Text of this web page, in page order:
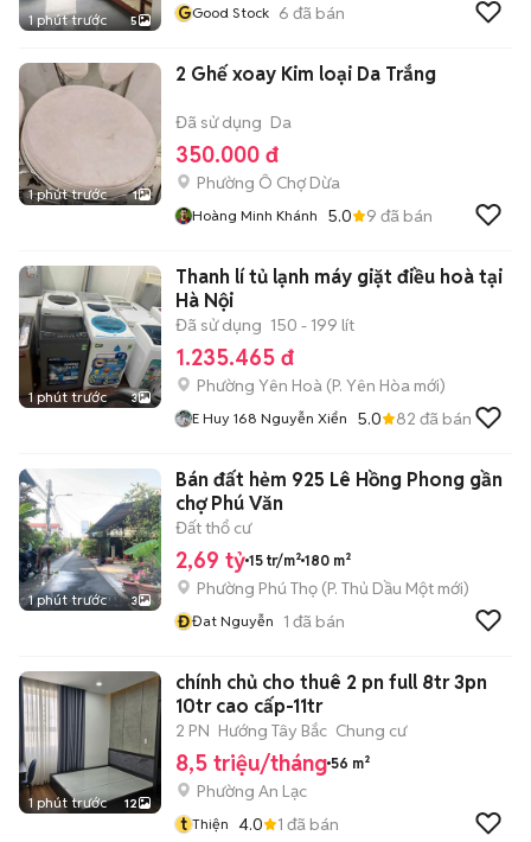
1 phút trước 5
GGood Stock 6 đã bán
1 phút trước 1
2 Ghế xoay Kim loại Da Trắng
Đã sử dụng Da
350.000 đ
Phường Ô Chợ Dừa
Hoàng Minh Khánh 5.0 9 đã bán
1 phút trước 3
Thanh lí tủ lạnh máy giặt điều hoà tại
Hà Nội
Đã sử dụng 150 - 199 lít
1.235.465 đ
Phường Yên Hoà (P. Yên Hòa mới)
E Huy 168 Nguyễn Xiển 5.0 82 đã bán
1 phút trước 3
Bán đất hẻm 925 Lê Hồng Phong gần
chợ Phú Văn
Đất thổ cư
2,69 tỷ 15 tr/m² 180 m²
Phường Phú Thọ (P. Thủ Dầu Một mới)
ĐĐat Nguyễn 1 đã bán
1 phút trước 12
chính chủ cho thuê 2 pn full 8tr 3pn
10tr cao cấp-11tr
2 PN Hướng Tây Bắc Chung cư
8,5 triệu/tháng 56 m²
Phường An Lạc
t Thiện 4.0 1 đã bán